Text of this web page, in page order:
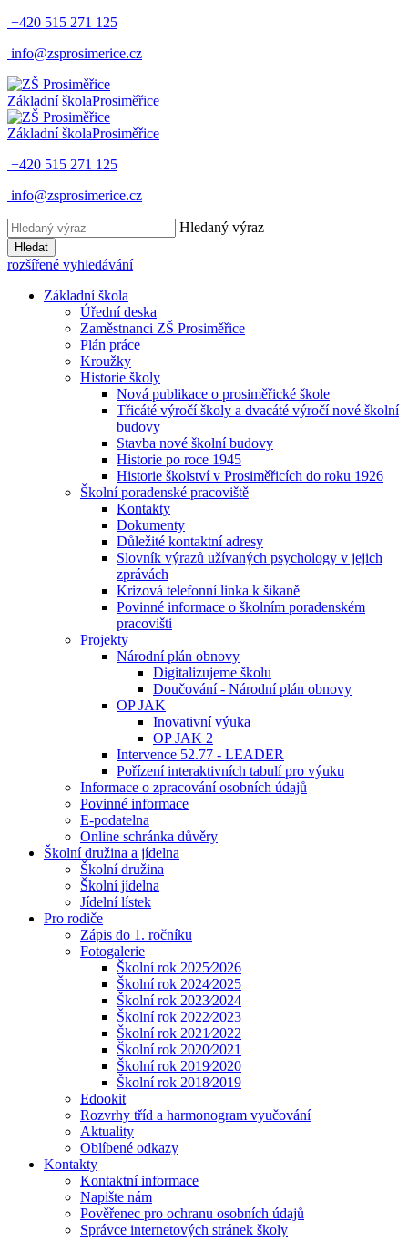
+420 515 271 125
info@zsprosimerice.cz
Základní školaProsiměřice
Základní školaProsiměřice
+420 515 271 125
info@zsprosimerice.cz
Hledaný výraz
Hledat
rozšířené vyhledávání
Základní škola
Úřední deska
Zaměstnanci ZŠ Prosiměřice
Plán práce
Kroužky
Historie školy
Nová publikace o prosiměřické škole
Třicáté výročí školy a dvacáté výročí nové školní
budovy
Stavba nové školní budovy
Historie po roce 1945
Historie školství v Prosiměřicích do roku 1926
Školní poradenské pracoviště
Kontakty
Dokumenty
Důležité kontaktní adresy
Slovník výrazů užívaných psychology v jejich
zprávách
Krizová telefonní linka k šikaně
Povinné informace o školním poradenském
pracovišti
Projekty
Národní plán obnovy
Digitalizujeme školu
Doučování - Národní plán obnovy
OP JAK
Inovativní výuka
OP JAK 2
Intervence 52.77 - LEADER
Pořízení interaktivních tabulí pro výuku
Informace o zpracování osobních údajů
Povinné informace
E-podatelna
Online schránka důvěry
Školní družina a jídelna
Školní družina
Školní jídelna
Jídelní lístek
Pro rodiče
Zápis do 1. ročníku
Fotogalerie
Školní rok 2025⁄2026
Školní rok 2024⁄2025
Školní rok 2023⁄2024
Školní rok 2022⁄2023
Školní rok 2021⁄2022
Školní rok 2020⁄2021
Školní rok 2019⁄2020
Školní rok 2018⁄2019
Edookit
Rozvrhy tříd a harmonogram vyučování
Aktuality
Oblíbené odkazy
Kontakty
Kontaktní informace
Napište nám
Pověřenec pro ochranu osobních údajů
Správce internetových stránek školy